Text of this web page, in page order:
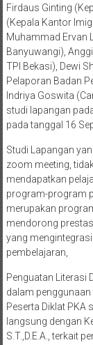
Firdaus Ginting
(Kepala Kantor
Muhammad Ervan
Banyuwangi),
TPI Bekasi), Dewi
Pelaporan Badan
Indriya Goswita
studi lapangan
pada tanggal 16
Studi Lapangan
zoom meeting,
mendapatkan
program-program
merupakan
mendorong
yang
pembelajaran,
Penguatan Literasi
dalam
Peserta Diklat
langsung dengan
S.T.,D.E.A., terkait